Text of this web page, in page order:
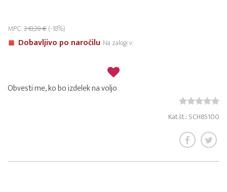
MPC:218,29 €(-18%)
Dobavljivo po naročilu Na zalogi v:
Obvesti me, ko bo izdelek na voljo
Kat.št.: SCH85100